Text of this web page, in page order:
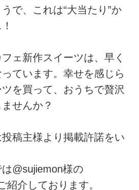
で、これは“大当たり”か
ェ新作スイーツは、早く
ています。幸せを感じら
を買って、おうちで贅沢
せんか？
稿主様より掲載許諾をい
@sujiemon様の
紹介しております。